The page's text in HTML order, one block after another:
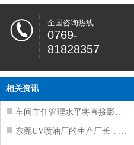
全国咨询热线
0769-
81828357
相关资讯
车间主任管理水平将直接影响东莞注塑件
东莞UV喷油厂的生产厂长，到底在给工